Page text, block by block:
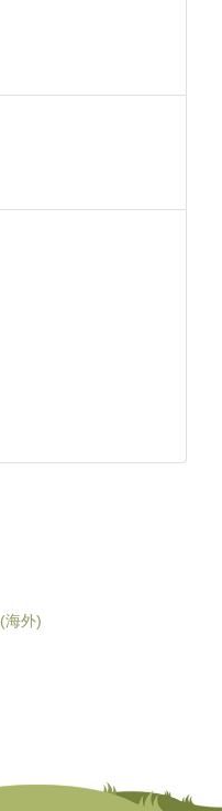
海外)